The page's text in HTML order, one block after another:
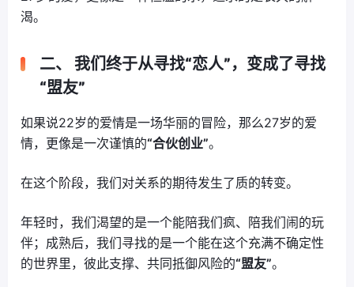
渴。
二、 我们终于从寻找“恋人”，变成了寻找
“盟友”
如果说22岁的爱情是一场华丽的冒险，那么27岁的爱
情，更像是一次谨慎的“合伙创业”。
在这个阶段，我们对关系的期待发生了质的转变。
年轻时，我们渴望的是一个能陪我们疯、陪我们闹的玩
伴；成熟后，我们寻找的是一个能在这个充满不确定性
的世界里，彼此支撑、共同抵御风险的“盟友”。